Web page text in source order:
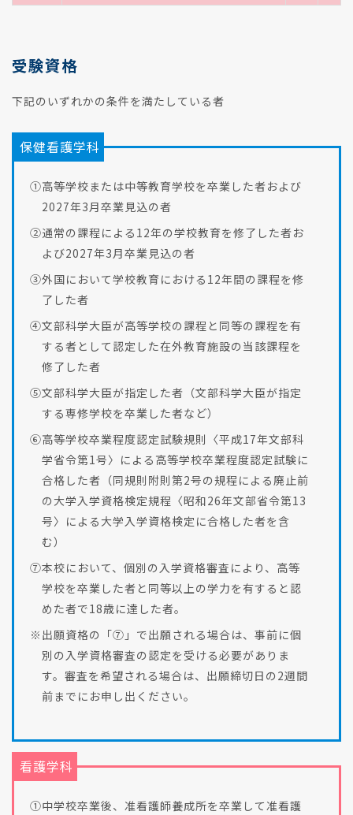
受験資格
下記のいずれかの条件を満たしている者
保健看護学科
①高等学校または中等教育学校を卒業した者および
2027年3月卒業見込の者
②通常の課程による12年の学校教育を修了した者お
よび2027年3月卒業見込の者
③外国において学校教育における12年間の課程を修
了した者
④文部科学大臣が高等学校の課程と同等の課程を有
する者として認定した在外教育施設の当該課程を
修了した者
⑤文部科学大臣が指定した者（文部科学大臣が指定
する専修学校を卒業した者など）
⑥高等学校卒業程度認定試験規則〈平成17年文部科
学省令第1号〉による高等学校卒業程度認定試験に
合格した者（同規則附則第2号の規程による廃止前
の大学入学資格検定規程〈昭和26年文部省令第13
号〉による大学入学資格検定に合格した者を含
む）
⑦本校において、個別の入学資格審査により、高等
学校を卒業した者と同等以上の学力を有すると認
めた者で18歳に達した者。
※出願資格の「⑦」で出願される場合は、事前に個
別の入学資格審査の認定を受ける必要がありま
す。審査を希望される場合は、出願締切日の2週間
前までにお申し出 ください。
看護学科
①中学校卒業後、准看護師養成所を卒業して准看護